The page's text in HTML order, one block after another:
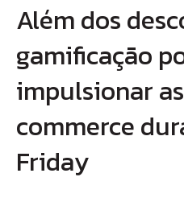
Além dos
gamificação
impulsionar
commerce
Friday